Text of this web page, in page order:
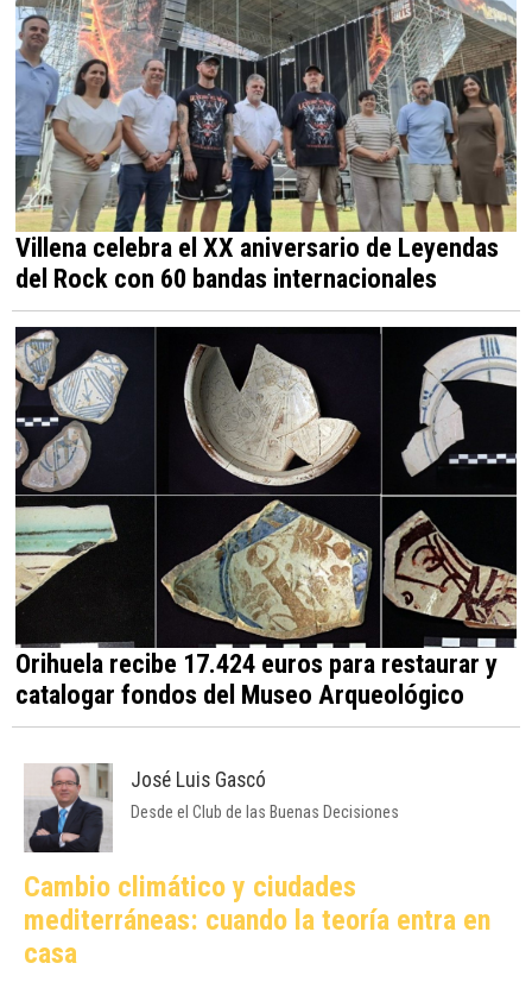
Villena celebra el XX aniversario de Leyendas
del Rock con 60 bandas internacionales
Orihuela recibe 17.424 euros para restaurar y
catalogar fondos del Museo Arqueológico
José Luis Gascó
Desde el Club de las Buenas Decisiones
Cambio climático y ciudades
mediterráneas: cuando la teoría entra en
casa